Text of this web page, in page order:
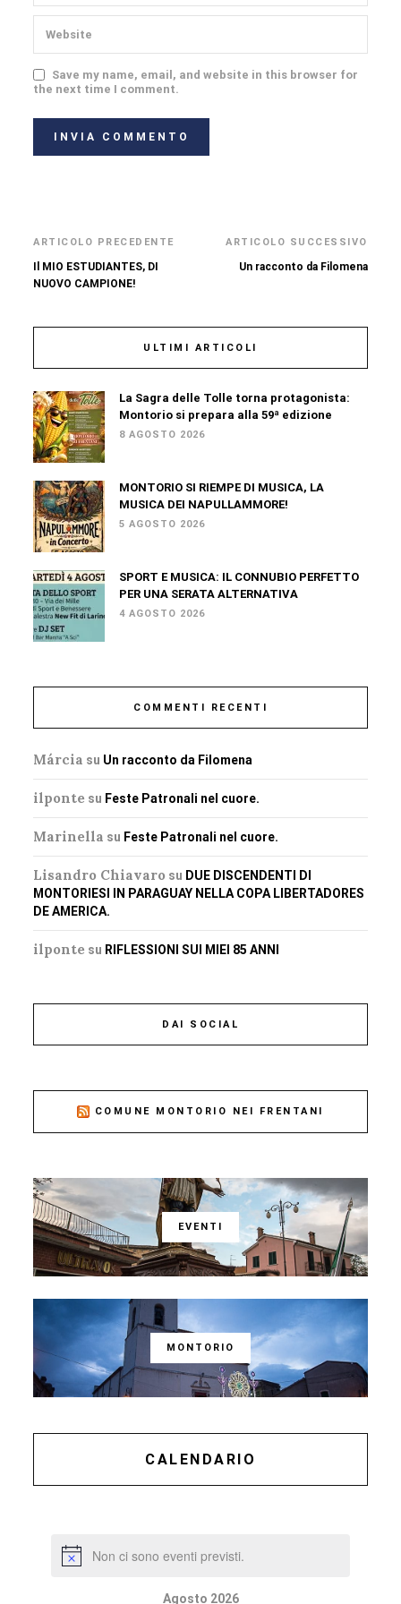
Save my name, email, and website in this browser for
the next time I comment.
ARTICOLO PRECEDENTE
Il MIO ESTUDIANTES, DI
NUOVO CAMPIONE!
ARTICOLO SUCCESSIVO
Un racconto da Filomena
ULTIMI ARTICOLI
La Sagra delle Tolle torna protagonista:
Montorio si prepara alla 59ª edizione
8 AGOSTO 2026
MONTORIO SI RIEMPE DI MUSICA, LA
MUSICA DEI NAPULLAMMORE!
5 AGOSTO 2026
SPORT E MUSICA: IL CONNUBIO PERFETTO
PER UNA SERATA ALTERNATIVA
4 AGOSTO 2026
COMMENTI RECENTI
Márcia su Un racconto da Filomena
ilponte su Feste Patronali nel cuore.
Marinella su Feste Patronali nel cuore.
Lisandro Chiavaro su DUE DISCENDENTI DI
MONTORIESI IN PARAGUAY NELLA COPA LIBERTADORES
DE AMERICA.
ilponte su RIFLESSIONI SUI MIEI 85 ANNI
DAI SOCIAL
COMUNE MONTORIO NEI FRENTANI
EVENTI
MONTORIO
CALENDARIO
Non ci sono eventi previsti.
Agosto 2026